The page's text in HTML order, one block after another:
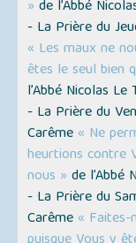
» de l’Abbé
- La Prière du
« Les maux ne
êtes le seul bien
l’Abbé Nicolas Le
- La Prière du
Carême « Ne
heurtions contre
nous » de l’Abbé
- La Prière du
Carême « Faites-